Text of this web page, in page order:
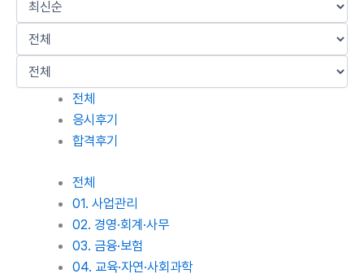
전체
응시후기
합격후기
전체
01. 사업관리
02. 경영·회계·사무
03. 금융·보험
04. 교육·자연·사회과학